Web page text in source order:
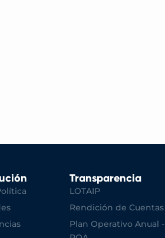
Transparencia
LOTAIP
Rendición de Cuentas
Plan Operativo Anual -